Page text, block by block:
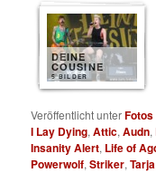
DEINE
COUSINE
5 BILDER
Veröffentlicht unterFotos
I Lay Dying,Attic,Audn,
Insanity Alert, Life of
Powerwolf,Striker,Tarja